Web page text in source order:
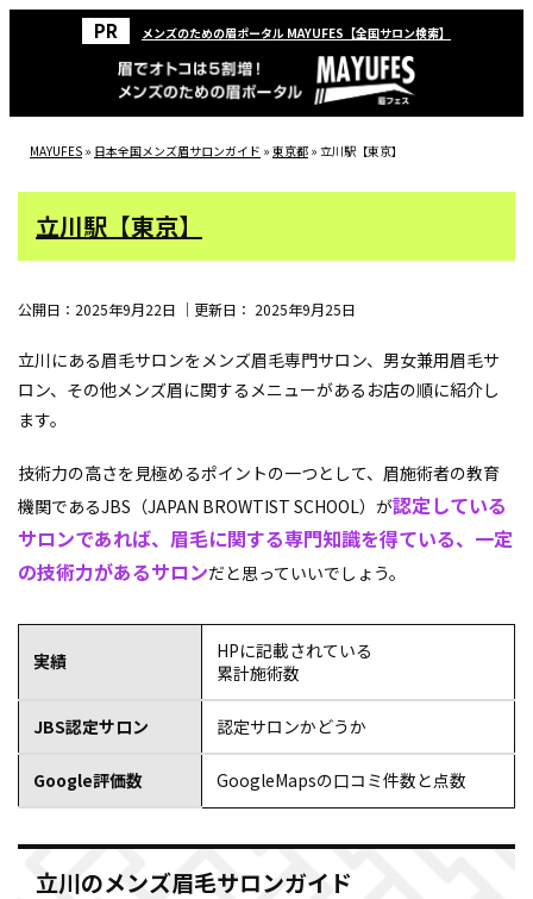
メンズのための眉ポータル MAYUFES【全国サロン検索】
MAYUFES » 日本全国メンズ眉サロンガイド » 東京都 » 立川駅【東京】
立川駅【東京】
公開日： 2025年9月22日 ｜更新日： 2025年9月25日
立川にある眉毛サロンをメンズ眉毛専門サロン、男女兼用眉毛サ
ロン、その他メンズ眉に関するメニューがあるお店の順に紹介し
ます。
技術力の高さを見極めるポイントの一つとして、眉施術者の教育
機関であるJBS（JAPAN BROWTIST SCHOOL）が認定している
サロンであれば、眉毛に関する専門知識を得ている、一定
の技術力があるサロンだと思っていいでしょう。
実績
HPに記載されている
累計施術数
JBS認定サロン 認定サロンかどうか
Google評価数 GoogleMapsの口コミ件数と点数
立川のメンズ眉毛サロンガイド